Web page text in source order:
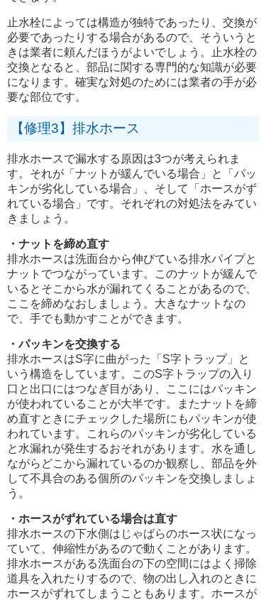
止水栓によっては構造が独特であったり、交換が
必要であったりする場合があるので、そういうと
きは業者に頼んだほうがよいでしょう。止水栓の
交換となると、部品に関する専門的な知識が必要
になります。確実な対処のためには業者の手が必
要な部位です。
【修理3】排水ホース
排水ホースで漏水する原因は3つが考えられま
す。それが「ナットが緩んでいる場合」と「パッ
キンが劣化している場合」、そして「ホースがず
れている場合」です。それぞれの対処法をみてい
きましょう。
・ナットを締め直す
排水ホースは洗面台から伸びている排水パイプと
ナットでつながっています。このナットが緩んで
いるとそこから水が漏れてくることがあるので、
ここを締めなおしましょう。大きなナットなの
で、手でも動かすことができます。
・パッキンを交換する
排水ホースはS字に曲がった「S字トラップ」と
いう構造をしています。このS字トラップの入り
口と出口にはつなぎ目があり、ここにはパッキン
が使われていることが大半です。またナットを締
め直すときにチェックした場所にもパッキンが使
われています。これらのパッキンが劣化している
と水漏れが発生するおそれがあります。水を通し
ながらどこから漏れているのか観察し、部品を外
して不具合のある個所のパッキンを交換しましょ
う。
・ホースがずれている場合は直す
排水ホースの下水側はじゃばらのホース状になっ
ていて、伸縮性があるので動くことがあります。
排水ホースがある洗面台の下の空間にはよく掃除
道具を入れたりするので、物の出し入れのときに
ホースがずれてしまうこともあります。ホースが